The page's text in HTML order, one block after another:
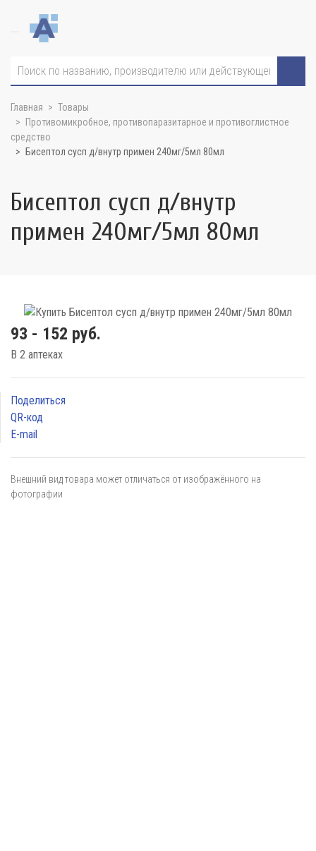
Главная
Товары
Противомикробное, противопаразитарное и противоглистное
средство
Бисептол сусп д/внутр примен 240мг/5мл 80мл
Бисептол сусп д/внутр
примен 240мг/5мл 80мл
93 - 152 руб.
В 2 аптеках
Поделиться
QR-код
E-mail
Внешний вид товара может отличаться от изображённого на
фотографии